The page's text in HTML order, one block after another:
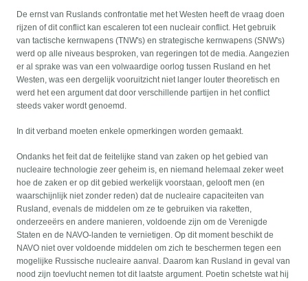
De ernst van Ruslands confrontatie met het Westen heeft de vraag doen
rijzen of dit conflict kan escaleren tot een nucleair conflict. Het gebruik
van tactische kernwapens (TNW's) en strategische kernwapens (SNW's)
werd op alle niveaus besproken, van regeringen tot de media. Aangezien
er al sprake was van een volwaardige oorlog tussen Rusland en het
Westen, was een dergelijk vooruitzicht niet langer louter theoretisch en
werd het een argument dat door verschillende partijen in het conflict
steeds vaker wordt genoemd.
In dit verband moeten enkele opmerkingen worden gemaakt.
Ondanks het feit dat de feitelijke stand van zaken op het gebied van
nucleaire technologie zeer geheim is, en niemand helemaal zeker weet
hoe de zaken er op dit gebied werkelijk voorstaan, gelooft men (en
waarschijnlijk niet zonder reden) dat de nucleaire capaciteiten van
Rusland, evenals de middelen om ze te gebruiken via raketten,
onderzeeërs en andere manieren, voldoende zijn om de Verenigde
Staten en de NAVO-landen te vernietigen. Op dit moment beschikt de
NAVO niet over voldoende middelen om zich te beschermen tegen een
mogelijke Russische nucleaire aanval. Daarom kan Rusland in geval van
nood zijn toevlucht nemen tot dit laatste argument. Poetin schetste wat hij